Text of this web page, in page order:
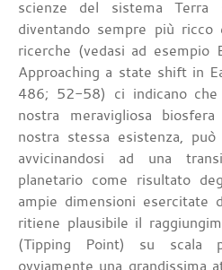
scienze del sistema
diventando sempre più
ricerche (vedasi ad esempio
Approaching a state shift in
486; 52-58) ci indicano che
nostra meravigliosa
nostra stessa esistenza,
avvicinandosi ad una
planetario come risultato
ampie dimensioni esercitate
ritiene plausibile il
(Tipping Point) su scala
ovviamente una grandissima